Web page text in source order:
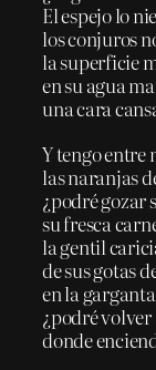
El espejo lo
los conjuros
la superficie
en su agua
una cara
Y tengo entre
las naranjas
¿podré gozar
su fresca
la gentil
de sus gotas
en la
¿podré
donde